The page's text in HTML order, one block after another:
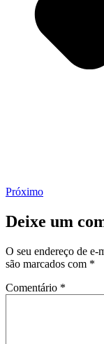
Próximo
Deixe um
O seu endereço de e-
são marcados com *
Comentário *